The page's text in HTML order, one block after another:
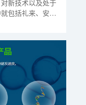
新技术以及处于
包括礼来、安